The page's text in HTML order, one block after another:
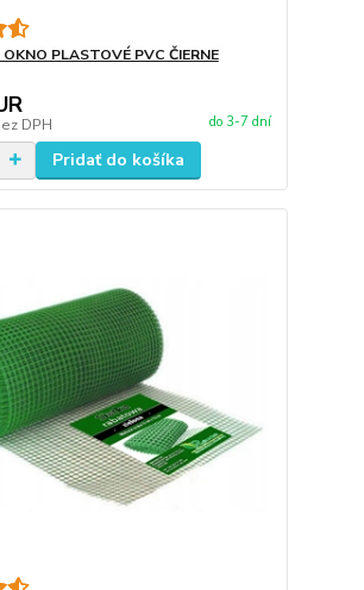
PLASTOVÉ PVC ČIERNE
DPH do 3-7 dní
Pridať do košíka